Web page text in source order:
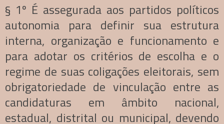
§ 1º É assegurada aos partidos políticos
autonomia para definir sua estrutura
interna, organização e funcionamento e
para adotar os critérios de escolha e o
regime de suas coligações eleitorais, sem
obrigatoriedade de vinculação entre as
candidaturas em âmbito nacional,
estadual, distrital ou municipal, devendo